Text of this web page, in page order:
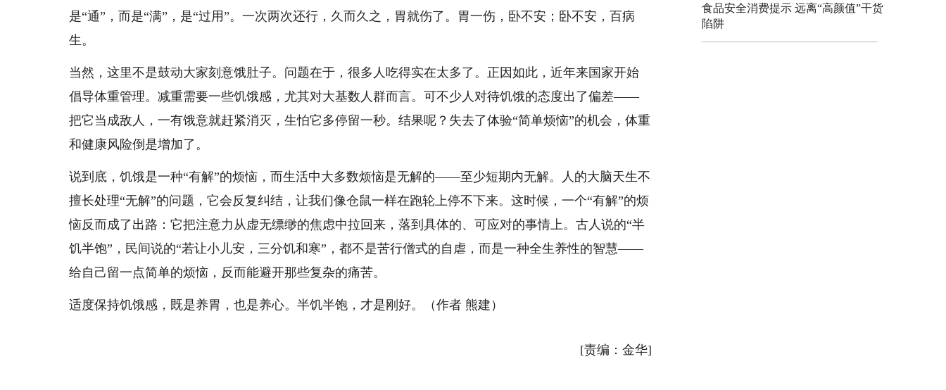
是“通”，而是“满”，是“过用”。一次两次还行，久而久之，胃就伤了。胃一伤，卧不安；卧不安，百病
生。
当然，这里不是鼓动大家刻意饿肚子。问题在于，很多人吃得实在太多了。正因如此，近年来国家开始
倡导体重管理。减重需要一些饥饿感，尤其对大基数人群而言。可不少人对待饥饿的态度出了偏差——
把它当成敌人，一有饿意就赶紧消灭，生怕它多停留一秒。结果呢？失去了体验“简单烦恼”的机会，体重
和健康风险倒是增加了。
说到底，饥饿是一种“有解”的烦恼，而生活中大多数烦恼是无解的——至少短期内无解。人的大脑天生不
擅长处理“无解”的问题，它会反复纠结，让我们像仓鼠一样在跑轮上停不下来。这时候，一个“有解”的烦
恼反而成了出路：它把注意力从虚无缥缈的焦虑中拉回来，落到具体的、可应对的事情上。古人说的“半
饥半饱”，民间说的“若让小儿安，三分饥和寒”，都不是苦行僧式的自虐，而是一种全生养性的智慧——
给自己留一点简单的烦恼，反而能避开那些复杂的痛苦。
适度保持饥饿感，既是养胃，也是养心。半饥半饱，才是刚好。（作者 熊建）
[责编：金华]
食品安全消费提示 远离“高颜值”干货
陷阱